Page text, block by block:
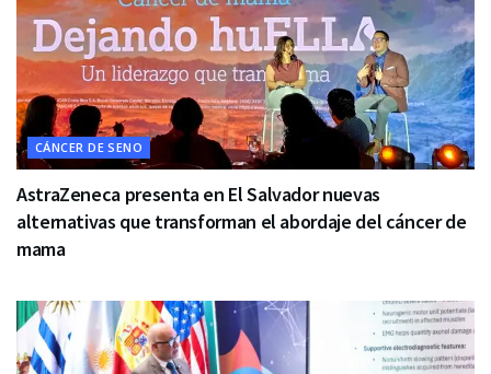
CÁNCER DE SENO
AstraZeneca presenta en El Salvador nuevas
alternativas que transforman el abordaje del cáncer de
mama